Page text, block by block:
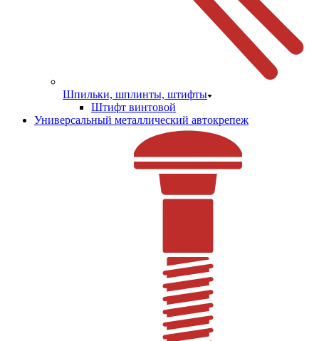
Шпильки, шплинты, штифты
Штифт винтовой
Универсальный металлический автокрепеж